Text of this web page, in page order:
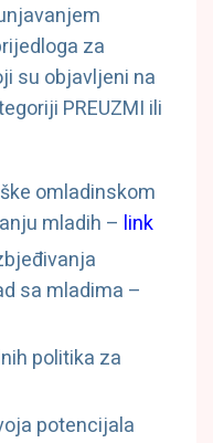
za
su objavljeni na
PREUZMI ili
omladinskom
mladih – link
sa mladima –
politika za
potencijala